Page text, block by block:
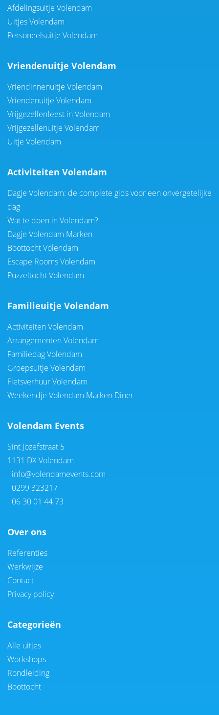
Afdelingsuitje Volendam
Uitjes Volendam
Personeelsuitje Volendam
Vriendenuitje Volendam
Vriendinnenuitje Volendam
Vriendenuitje Volendam
Vrijgezellenfeest in Volendam
Vrijgezellenuitje Volendam
Uitje Volendam
Activiteiten Volendam
Dagje Volendam: de complete gids voor een onvergetelijke
dag
Wat te doen in Volendam?
Dagje Volendam Marken
Boottocht Volendam
Escape Rooms Volendam
Puzzeltocht Volendam
Familieuitje Volendam
Activiteiten Volendam
Arrangementen Volendam
Familiedag Volendam
Groepsuitje Volendam
Fietsverhuur Volendam
Weekendje Volendam Marken Diner
Volendam Events
Sint Jozefstraat 5
1131 DX Volendam
info@volendamevents.com
0299 323217
06 30 01 44 73
Over ons
Referenties
Werkwijze
Contact
Privacy policy
Categorieën
Alle uitjes
Workshops
Rondleiding
Boottocht